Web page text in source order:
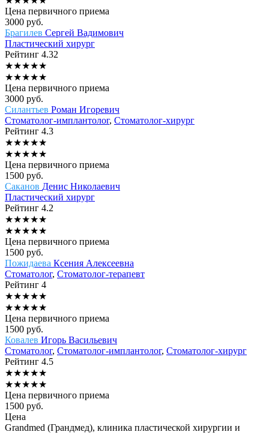
Цена первичного приема
3000 руб.
Брагилев Сергей Вадимович
Пластический хирург
Рейтинг 4.32
★★★★★
★★★★★
Цена первичного приема
3000 руб.
Силантьев Роман Игоревич
Стоматолог-имплантолог, Стоматолог-хирург
Рейтинг 4.3
★★★★★
★★★★★
Цена первичного приема
1500 руб.
Саканов Денис Николаевич
Пластический хирург
Рейтинг 4.2
★★★★★
★★★★★
Цена первичного приема
1500 руб.
Пожидаева Ксения Алексеевна
Стоматолог, Стоматолог-терапевт
Рейтинг 4
★★★★★
★★★★★
Цена первичного приема
1500 руб.
Ковалев Игорь Васильевич
Стоматолог, Стоматолог-имплантолог, Стоматолог-хирург
Рейтинг 4.5
★★★★★
★★★★★
Цена первичного приема
1500 руб.
Цена
Grandmed (Грандмед), клиника пластической хирургии и